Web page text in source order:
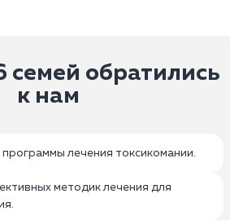
семей обратились
к нам
лечения токсикомании.
методик лечения для